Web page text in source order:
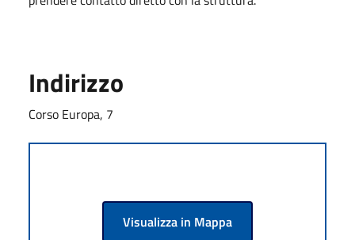
Indirizzo
Corso Europa, 7
Visualizza in Mappa